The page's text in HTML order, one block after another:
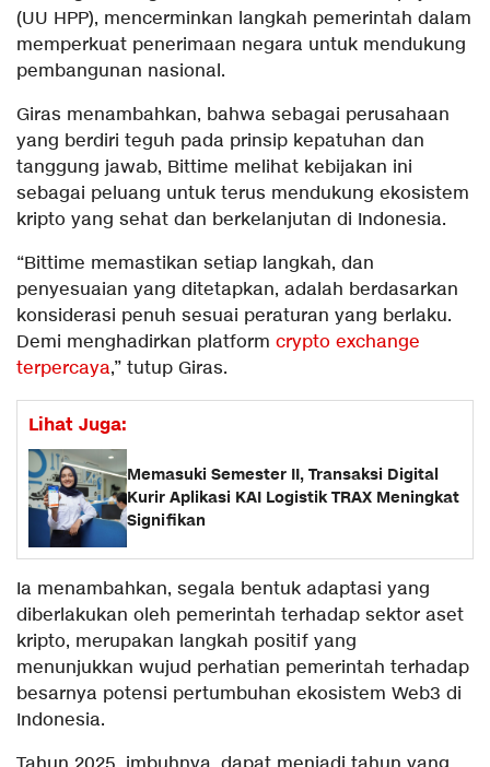
(UU HPP), mencerminkan langkah pemerintah dalam
memperkuat penerimaan negara untuk mendukung
pembangunan nasional.
Giras menambahkan, bahwa sebagai perusahaan
yang berdiri teguh pada prinsip kepatuhan dan
tanggung jawab, Bittime melihat kebijakan ini
sebagai peluang untuk terus mendukung ekosistem
kripto yang sehat dan berkelanjutan di Indonesia.
“Bittime memastikan setiap langkah, dan
penyesuaian yang ditetapkan, adalah berdasarkan
konsiderasi penuh sesuai peraturan yang berlaku.
Demi menghadirkan platform crypto exchange
terpercaya,” tutup Giras.
Lihat Juga:
Memasuki Semester II, Transaksi Digital
Kurir Aplikasi KAI Logistik TRAX Meningkat
Signifikan
Ia menambahkan, segala bentuk adaptasi yang
diberlakukan oleh pemerintah terhadap sektor aset
kripto, merupakan langkah positif yang
menunjukkan wujud perhatian pemerintah terhadap
besarnya potensi pertumbuhan ekosistem Web3 di
Indonesia.